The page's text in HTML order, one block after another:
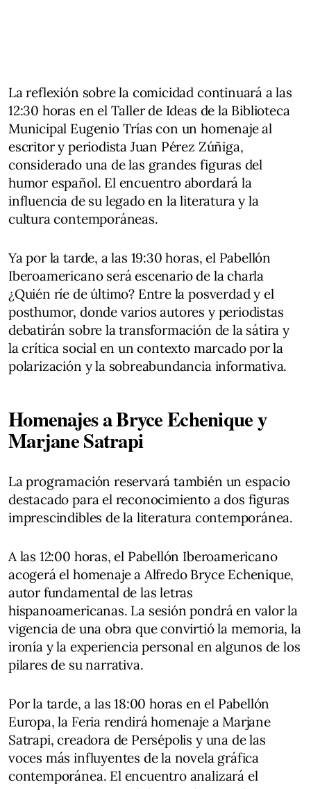
La reflexión sobre la comicidad continuará a las
12:30 horas en el Taller de Ideas de la Biblioteca
Municipal Eugenio Trías con un homenaje al
escritor y periodista Juan Pérez Zúñiga,
considerado una de las grandes figuras del
humor español. El encuentro abordará la
influencia de su legado en la literatura y la
cultura contemporáneas.
Ya por la tarde, a las 19:30 horas, el Pabellón
Iberoamericano será escenario de la charla
¿Quién ríe de último? Entre la posverdad y el
posthumor, donde varios autores y periodistas
debatirán sobre la transformación de la sátira y
la crítica social en un contexto marcado por la
polarización y la sobreabundancia informativa.
Homenajes a Bryce Echenique y
Marjane Satrapi
La programación reservará también un espacio
destacado para el reconocimiento a dos figuras
imprescindibles de la literatura contemporánea.
A las 12:00 horas, el Pabellón Iberoamericano
acogerá el homenaje a Alfredo Bryce Echenique,
autor fundamental de las letras
hispanoamericanas. La sesión pondrá en valor la
vigencia de una obra que convirtió la memoria, la
ironía y la experiencia personal en algunos de los
pilares de su narrativa.
Por la tarde, a las 18:00 horas en el Pabellón
Europa, la Feria rendirá homenaje a Marjane
Satrapi, creadora de Persépolis y una de las
voces más influyentes de la novela gráfica
contemporánea. El encuentro analizará el